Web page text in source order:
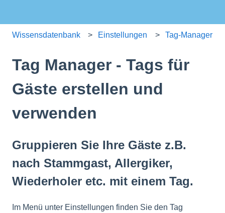
Wissensdatenbank Einstellungen Tag-Manager
Tag Manager - Tags für
Gäste erstellen und
verwenden
Gruppieren Sie Ihre Gäste z.B.
nach Stammgast, Allergiker,
Wiederholer etc. mit einem Tag.
Im Menü unter Einstellungen finden Sie den Tag